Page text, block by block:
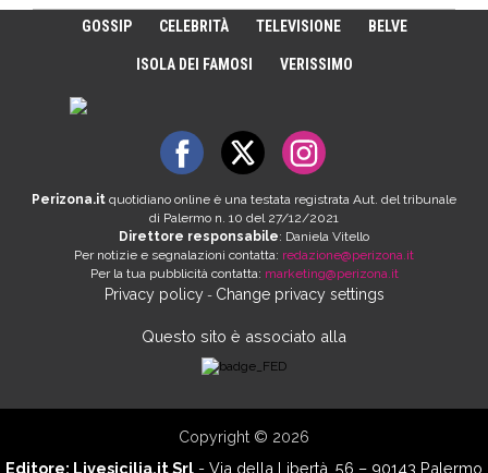
GOSSIP CELEBRITÀ TELEVISIONE BELVE
ISOLA DEI FAMOSI VERISSIMO
Perizona.it quotidiano online è una testata registrata Aut. del tribunale
di Palermo n. 10 del 27/12/2021
Direttore responsabile: Daniela Vitello
Per notizie e segnalazioni contatta: redazione@perizona.it
Per la tua pubblicità contatta: marketing@perizona.it
Privacy policy- Change privacy settings
Questo sito è associato alla
Copyright © 2026
Editore: Livesicilia.it Srl - Via della Libertà, 56 – 90143 Palermo